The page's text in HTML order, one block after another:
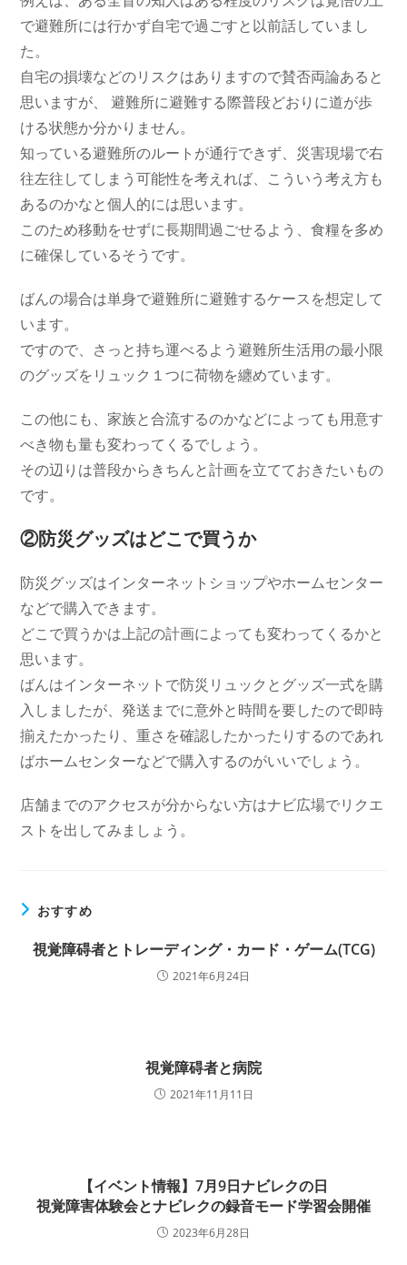
で避難所には行かず自宅で過ごすと以前話していまし
た。
自宅の損壊などのリスクはありますので賛否両論あると
思いますが、 避難所に避難する際普段どおりに道が歩
ける状態か分かりません。
知っている避難所のルートが通行できず、災害現場で右
往左往してしまう可能性を考えれば、こういう考え方も
あるのかなと個人的には思います。
このため移動をせずに長期間過ごせるよう、食糧を多め
に確保しているそうです。
ばんの場合は単身で避難所に避難するケースを想定して
います。
ですので、さっと持ち運べるよう避難所生活用の最小限
のグッズをリュック１つに荷物を纏めています。
この他にも、家族と合流するのかなどによっても用意す
べき物も量も変わってくるでしょう。
その辺りは普段からきちんと計画を立てておきたいもの
です。
②防災グッズはどこで買うか
防災グッズはインターネットショップやホームセンター
などで購入できます。
どこで買うかは上記の計画によっても変わってくるかと
思います。
ばんはインターネットで防災リュックとグッズ一式を購
入しましたが、発送までに意外と時間を要したので即時
揃えたかったり、重さを確認したかったりするのであれ
ばホームセンターなどで購入するのがいいでしょう。
店舗までのアクセスが分からない方はナビ広場でリクエ
ストを出してみましょう。
おすすめ
視覚障碍者とトレーディング・カード・ゲーム(TCG)
2021年6月24日
視覚障碍者と病院
2021年11月11日
【イベント情報】7月9日ナビレクの日
視覚障害体験会とナビレクの録音モード学習会開催
2023年6月28日